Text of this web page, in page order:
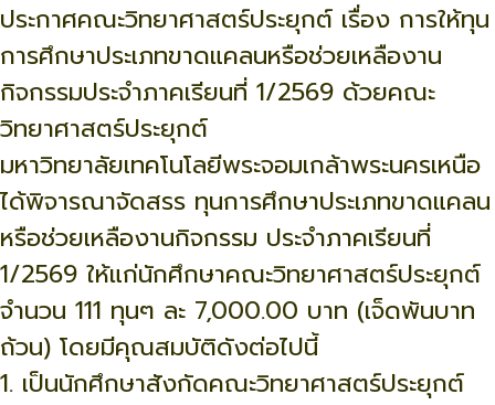
ประกาศคณะวิทยาศาสตร์ประยุกต์ เรื่อง การให้ทุน
การศึกษาประเภทขาดแคลนหรือช่วยเหลืองาน
กิจกรรมประจำภาคเรียนที่ 1/2569 ด้วยคณะ
วิทยาศาสตร์ประยุกต์
มหาวิทยาลัยเทคโนโลยีพระจอมเกล้าพระนครเหนือ
ได้พิจารณาจัดสรร ทุนการศึกษาประเภทขาดแคลน
หรือช่วยเหลืองานกิจกรรม ประจำภาคเรียนที่
1/2569 ให้แก่นักศึกษาคณะวิทยาศาสตร์ประยุกต์
จำนวน 111 ทุนๆ ละ 7,000.00 บาท (เจ็ดพันบาท
ถ้วน) โดยมีคุณสมบัติดังต่อไปนี้
1. เป็นนักศึกษาสังกัดคณะวิทยาศาสตร์ประยุกต์